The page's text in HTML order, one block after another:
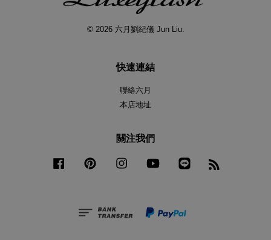
© 2026 六月劉紀儀 Jun Liu.
快速連結
聯絡六月
本店地址
關注我們
Facebook Pinterest Instagram YouTube